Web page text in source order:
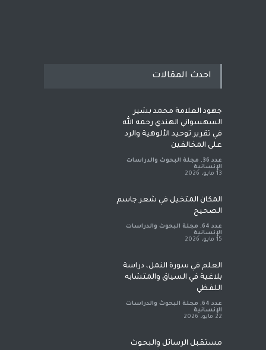
احدث المقالات
جهود العلامة محمد بشير
السهسواني الهندي رحمه الله
في تقرير توحيد الألوهية والرد
على المخالفين
عدد 36 , مجلة البحوث والدراسات
الإنسانية
13 مايو، 2026
المكان المتخيل في شعر جاسم
الصحيح
عدد 64 , مجلة البحوث والدراسات
الإنسانية
15 مايو، 2026
العلم في سورة النمل، دراسة
بلاغية في السياق والمتشابه
اللفظي
عدد 64 , مجلة البحوث والدراسات
الإنسانية
22 مايو، 2026
مستقبل الرسائل والبحوث